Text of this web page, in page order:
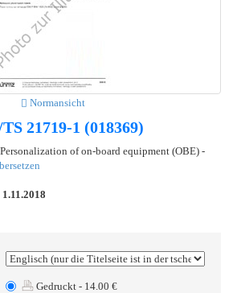
Normansicht
21719-1 (018369)
of on-board equipment (OBE) -
1.11.2018
Gedruckt - 14.00 €